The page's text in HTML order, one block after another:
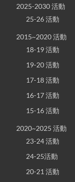
2025-2030 活動
25-26 活動
2015~2020 活動
18-19 活動
19-20 活動
17-18 活動
16-17 活動
15-16 活動
2020~2025 活動
23-24 活動
24-25活動
20-21 活動